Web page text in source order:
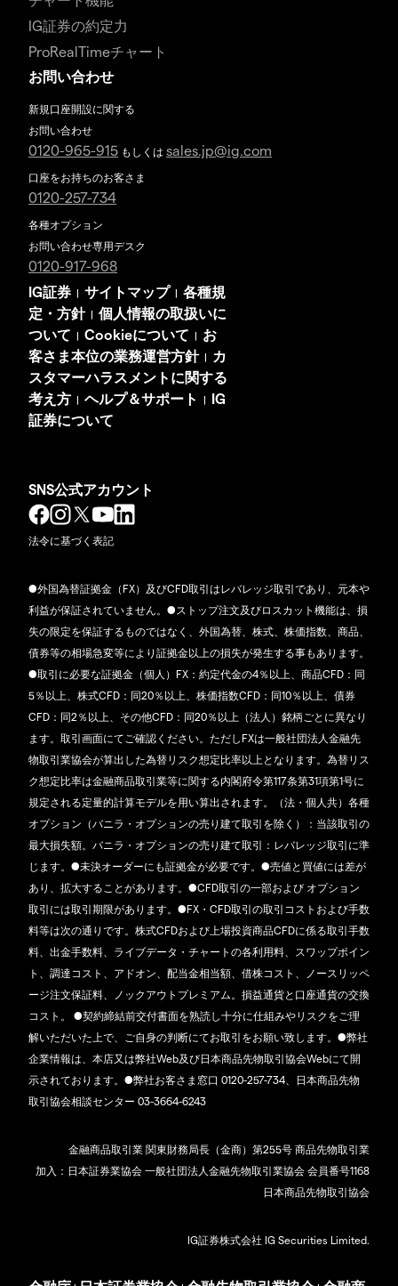
IG証券の約定力
ProRealTimeチャート
お問い合わせ
新規口座開設に関する
お問い合わせ
0120-965-915 もしくは sales.jp@ig.com
口座をお持ちのお客さま
0120-257-734
各種オプション
お問い合わせ専用デスク
0120-917-968
IG証券 | サイトマップ | 各種規
定・方針| 個人情報の取扱いに
ついて | Cookieについて | お
客さま本位の業務運営方針|
カ
スタマーハラスメントに関する
考え方 | ヘルプ＆サポート | IG
証券について
SNS公式アカウント
法令に基づく表記
●外国為替証拠金（FX）及びCFD取引はレバレッジ取引であり、元本や
利益が保証されていません。●ストップ注文及びロスカット機能は、損
失の限定を保証するものではなく、外国為替、株式、株価指数、商品、
債券等の相場急変等により証拠金以上の損失が発生する事もあります。
●取引に必要な証拠金（個人）FX：約定代金の4％以上、商品CFD：同
5％以上、株式CFD：同20％以上、株価指数CFD：同10％以上、債券
CFD：同2％以上、その他CFD：同20％以上（法人）銘柄ごとに異なり
ます。取引画面にてご確認ください。ただしFXは一般社団法人金融先
物取引業協会が算出した為替リスク想定比率以上となります。為替リス
ク想定比率は金融商品取引業等に関する内閣府令第117条第31項第1号に
規定される定量的計算モデルを用い算出されます。（法・個人共）各種
オプション（バニラ・オプションの売り建て取引を除く）：当該取引の
最大損失額。バニラ・オプションの売り建て取引：レバレッジ取引に準
じます。●未決オーダーにも証拠金が必要です。●売値と買値には差が
あり、拡大することがあります。●CFD取引の一部および オプション
取引には取引期限があります。●FX・CFD取引の取引コストおよび手数
料等は次の通りです。株式CFDおよび上場投資商品CFDに係る取引手数
料、出金手数料、ライブデータ・チャートの各利用料、スワップポイン
ト、調達コスト、アドオン、配当金相当額、借株コスト、ノースリッペ
ージ注文保証料、ノックアウトプレミアム。損益通貨と口座通貨の交換
コスト。 ●契約締結前交付書面を熟読し十分に仕組みやリスクをご理
解いただいた上で、ご自身の判断にてお取引をお願い致します。●弊社
企業情報は、本店又は弊社Web及び日本商品先物取引協会Webにて開
示されております。●弊社お客さま窓口 0120-257-734、日本商品先物
取引協会相談センター 03-3664-6243
金融商品取引業 関東財務局長（金商）第255号 商品先物取引業
加入：日本証券業協会 一般社団法人金融先物取引業協会 会員番号1168
日本商品先物取引協会
IG証券株式会社 IG Securities Limited.